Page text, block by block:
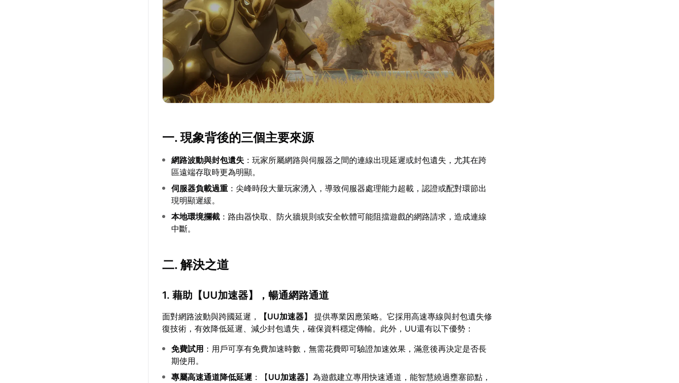
一. 現象背後的三個主要來源
網路波動與封包遺失 ：玩家所屬網路與伺服器之間的連線出現延遲或封包遺失，尤其在跨
區遠端存取時更為明顯。
伺服器負載過重 ：尖峰時段大量玩家湧入，導致伺服器處理能力超載，認證或配對環節出
現明顯遲緩。
本地環境攔截 ：路由器快取、防火牆規則或安全軟體可能阻擋遊戲的網路請求，造成連線
中斷。
二. 解決之道
1. 藉助【UU加速器】，暢通網路通道
面對網路波動與跨國延遲， 【UU加速器】
提供專業因應策略。它採用高速專線與封包遺失修
復技術，有效降低延遲、減少封包遺失，確保資料穩定傳輸。此外，UU還有以下優勢：
免費試用 ：用戶可享有免費加速時數，無需花費即可驗證加速效果，滿意後再決定是否長
期使用。
專屬高速通道降低延遲 ：【UU加速器】為遊戲建立專用快速通道，能智慧繞過壅塞節點，